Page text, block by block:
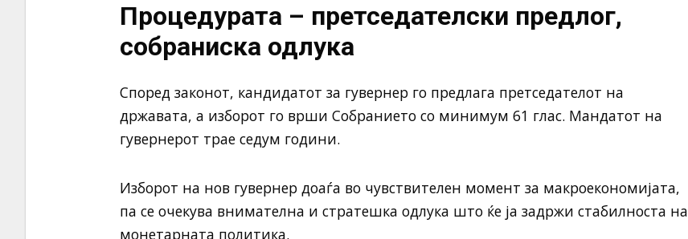
Процедурата – претседателски предлог,
собраниска одлука
Според законот, кандидатот за гувернер го предлага претседателот на
државата, а изборот го врши Собранието со минимум 61 глас. Мандатот на
гувернерот трае седум години.
Изборот на нов гувернер доаѓа во чувствителен момент за макроекономијата,
па се очекува внимателна и стратешка одлука што ќе ја задржи стабилноста на
монетарната политика.